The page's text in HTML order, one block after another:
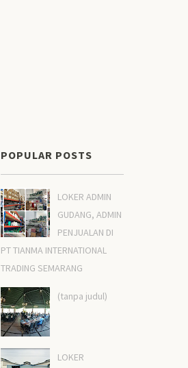
POPULAR POSTS
LOKER ADMIN
GUDANG, ADMIN
PENJUALAN DI
PT TIANMA INTERNATIONAL
TRADING SEMARANG
(tanpa judul)
LOKER